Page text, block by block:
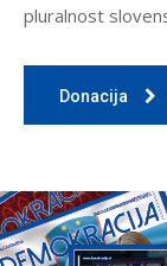
pluralnost
Donacija